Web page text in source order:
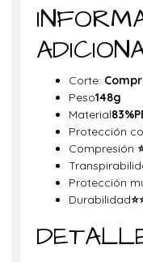
Corte:
Peso148g
Material
Protección
Compresión
Protección
Durabilidad